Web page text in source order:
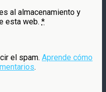
al almacenamiento y
esta web. *
el spam. Aprende cómo
.